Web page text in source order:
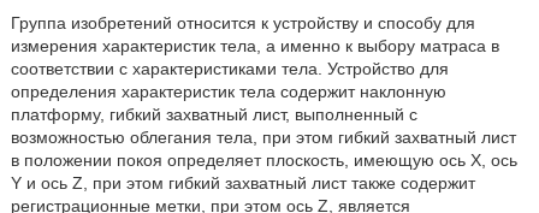
Группа изобретений относится к устройству и способу для
измерения характеристик тела, а именно к выбору матраса в
соответствии с характеристиками тела. Устройство для
определения характеристик тела содержит наклонную
платформу, гибкий захватный лист, выполненный с
возможностью облегания тела, при этом гибкий захватный лист
в положении покоя определяет плоскость, имеющую ось X, ось
Y и ось Z, при этом гибкий захватный лист также содержит
регистрационные метки, при этом ось Z, является